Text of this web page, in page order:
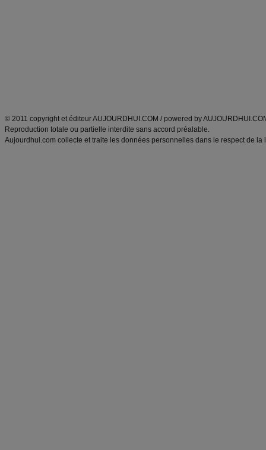
© 2011 copyright et éditeur AUJOURDHUI.COM / powered by
Reproduction totale ou partielle interdite sans accord préalable.
Aujourdhui.com collecte et traite les données personnelles dans le respect de